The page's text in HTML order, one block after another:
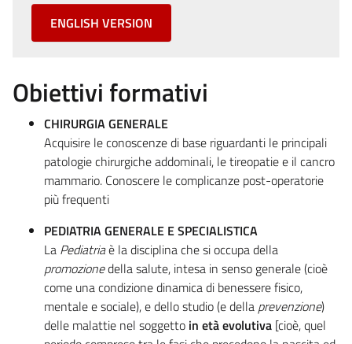
ENGLISH VERSION
Obiettivi formativi
CHIRURGIA GENERALE
Acquisire le conoscenze di base riguardanti le principali
patologie chirurgiche addominali, le tireopatie e il cancro
mammario. Conoscere le complicanze post-operatorie
più frequenti
PEDIATRIA GENERALE E SPECIALISTICA
La Pediatriaè la disciplina che si occupa della
promozionedella salute, intesa in senso generale (cioè
come una condizione dinamica di benessere fisico,
mentale e sociale), e dello studio (e della prevenzione)
delle malattie nel soggetto in età evolutiva [cioè, quel